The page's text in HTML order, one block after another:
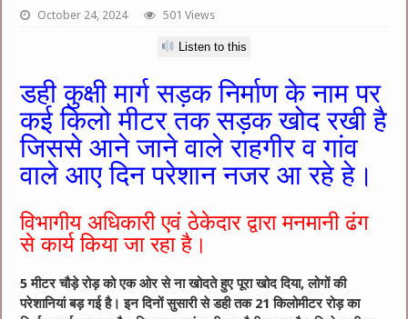
October 24, 2024 501 Views
Listen to this
डही कुक्षी मार्ग सड़क निर्माण के नाम पर
कई किलो मीटर तक सड़क खोद रखी है
जिससे आने जाने वाले राहगीर व गांव
वाले आए दिन परेशान नजर आ रहे हे।
विभागीय अधिकारी एवं ठेकेदार द्वारा मनमानी ढंग
से कार्य किया जा रहा है।
5 मीटर चौड़े रोड़ को एक ओर से ना खोदते हुए पूरा खोद दिया, लोगों की
परेशानियां बड़ गई है। इन दिनों सुसारी से डही तक 21 किलोमीटर रोड़ का